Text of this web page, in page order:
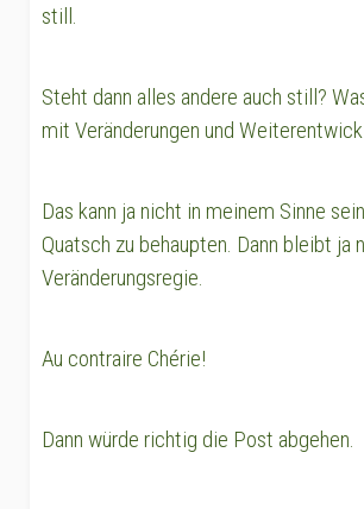
still.
Steht dann alles andere auch still?
mit Veränderungen und
Das kann ja nicht in meinem Sinne
Quatsch zu behaupten. Dann bleibt ja
Veränderungsregie.
Au contraire Chérie!
Dann würde richtig die Post abgehen.